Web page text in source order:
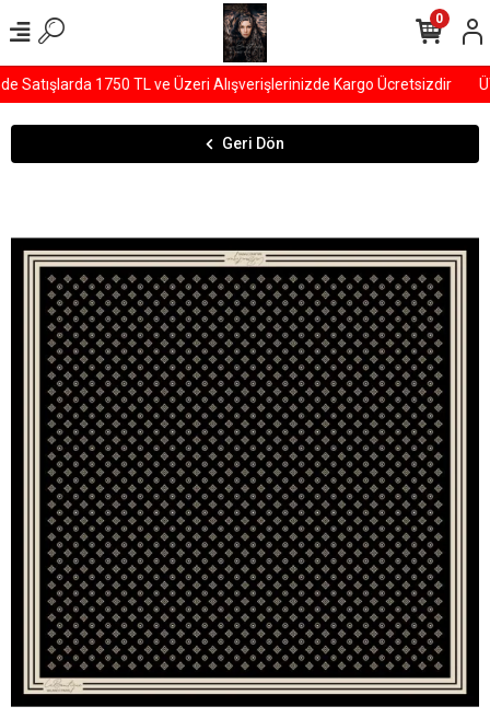
1750 TL ve Üzeri Alışverişlerinizde Kargo Ücretsizdir
0
Geri Dön